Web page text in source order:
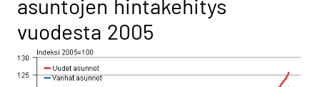
asuntojen hintakehitys
vuodesta 2005